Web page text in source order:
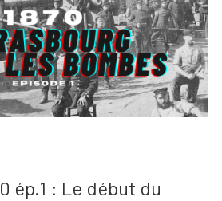
ép.1 : Le début du